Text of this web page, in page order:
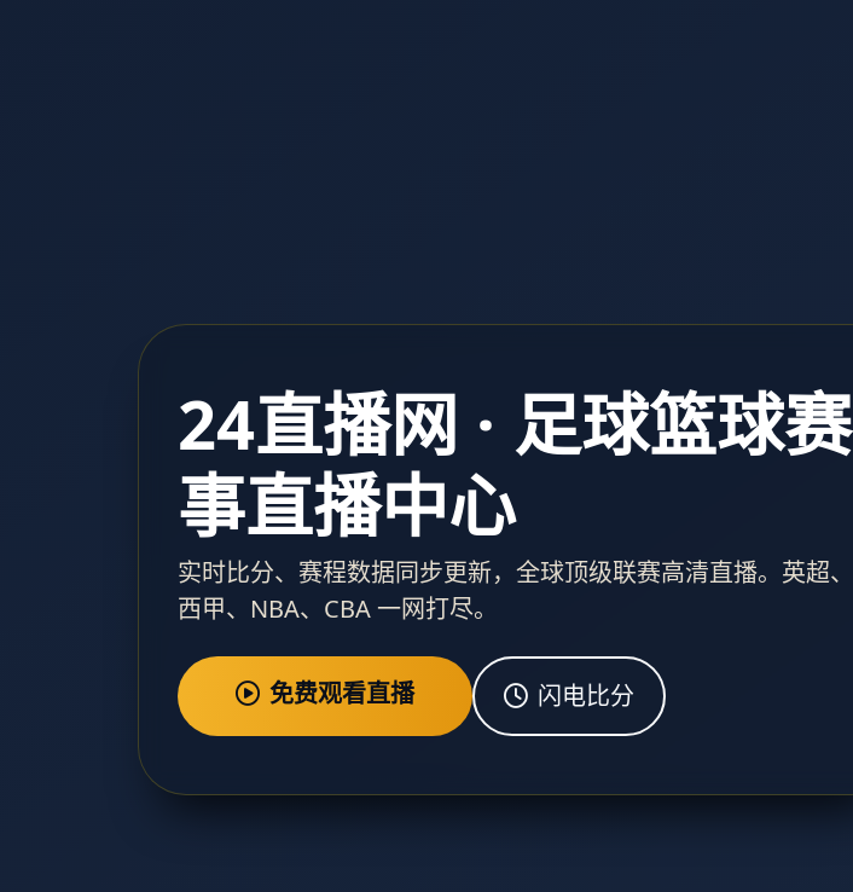
24直播网 · 足球篮球赛
事直播中心
实时比分、赛程数据同步更新，全球顶级联赛高清直播。英超、
西甲、NBA、CBA 一网打尽。
免费观看直播 闪电比分